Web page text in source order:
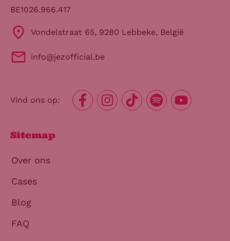
BE1026.966.417
Vondelstraat 65, 9280 Lebbeke, België
info@jezofficial.be
Vind ons op:
Sitemap
Over ons
Cases
Blog
FAQ